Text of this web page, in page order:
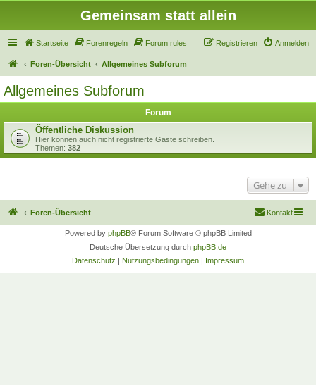
Gemeinsam statt allein
Startseite Forenregeln Forum rules Anmelden
Registrieren
Foren-Übersicht Allgemeines Subforum
Allgemeines Subforum
Forum
Öffentliche Diskussion
Hier können auch nicht registrierte Gäste schreiben.
Themen: 382
Gehe zu
Foren-Übersicht Kontakt
Powered by phpBB® Forum Software © phpBB Limited
Deutsche Übersetzung durch phpBB.de
Datenschutz | Nutzungsbedingungen | Impressum